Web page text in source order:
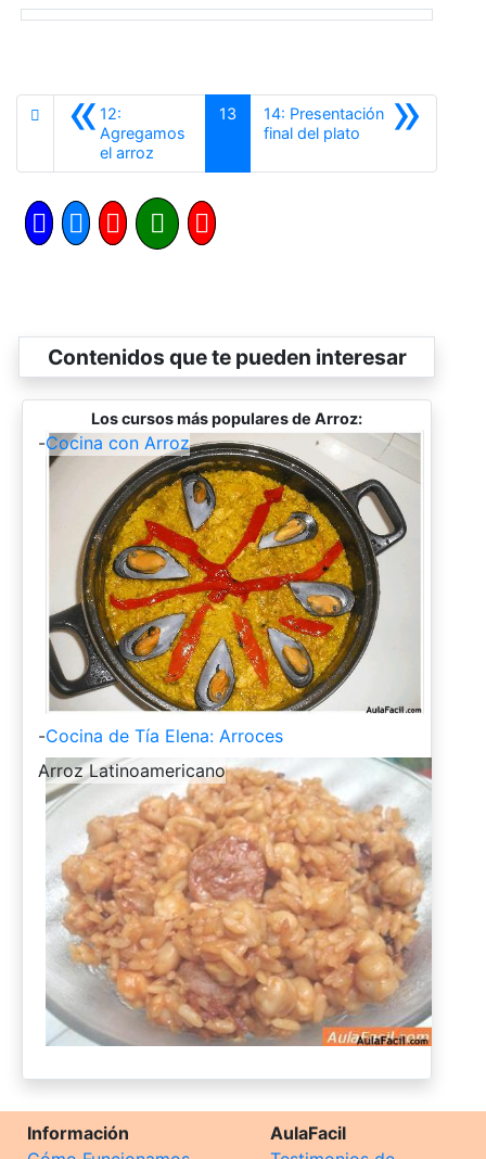
«12:
Agregamos
el arroz
13 »
14: Presentación
final del plato Siguiente
Contenidos que te pueden interesar
Los cursos más populares de Arroz:
-Cocina con Arroz
-Cocina de Tía Elena: Arroces
-
Arroz Latinoamericano
Información
AulaFacil